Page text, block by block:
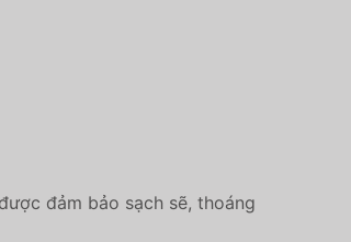
đảm bảo sạch sẽ, thoáng